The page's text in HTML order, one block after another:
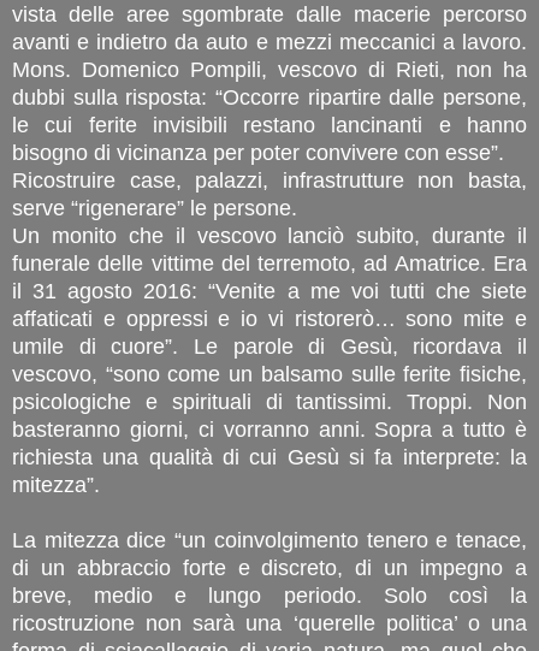
vista delle aree sgombrate dalle macerie percorso
avanti e indietro da auto e mezzi meccanici a lavoro.
Mons. Domenico Pompili, vescovo di Rieti, non ha
dubbi sulla risposta: “Occorre ripartire dalle persone,
le cui ferite invisibili restano lancinanti e hanno
bisogno di vicinanza per poter convivere con esse”.
Ricostruire case, palazzi, infrastrutture non basta,
serve “rigenerare” le persone.
Un monito che il vescovo lanciò subito, durante il
funerale delle vittime del terremoto, ad Amatrice. Era
il 31 agosto 2016: “Venite a me voi tutti che siete
affaticati e oppressi e io vi ristorerò… sono mite e
umile di cuore”. Le parole di Gesù, ricordava il
vescovo, “sono come un balsamo sulle ferite fisiche,
psicologiche e spirituali di tantissimi. Troppi. Non
basteranno giorni, ci vorranno anni. Sopra a tutto è
richiesta una qualità di cui Gesù si fa interprete: la
mitezza”.
La mitezza dice “un coinvolgimento tenero e tenace,
di un abbraccio forte e discreto, di un impegno a
breve, medio e lungo periodo. Solo così la
ricostruzione non sarà una ‘querelle politica’ o una